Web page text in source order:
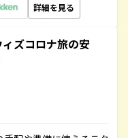
詳細を見る
ズコロナ旅の安